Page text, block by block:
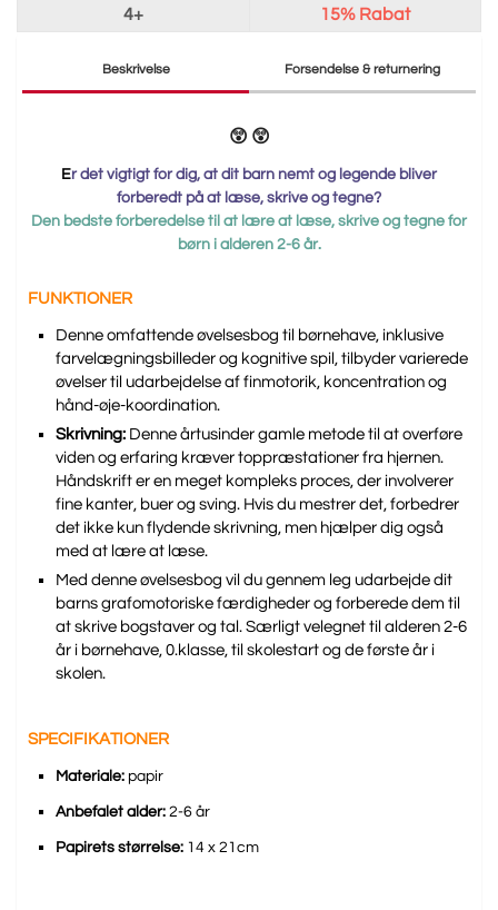
4+
15% Rabat
Beskrivelse Forsendelse & returnering
😲 😲
Er det vigtigt for dig, at dit barn nemt og legende bliver
forberedt på at læse, skrive og tegne?
Den bedste forberedelse til at lære at læse, skrive og tegne for
børn i alderen 2-6 år.
FUNKTIONER
Denne omfattende øvelsesbog til børnehave, inklusive
farvelægningsbilleder og kognitive spil, tilbyder varierede
øvelser til udarbejdelse af finmotorik, koncentration og
hånd-øje-koordination.
Skrivning: Denne årtusinder gamle metode til at overføre
viden og erfaring kræver toppræstationer fra hjernen.
Håndskrift er en meget kompleks proces, der involverer
fine kanter, buer og sving. Hvis du mestrer det, forbedrer
det ikke kun flydende skrivning, men hjælper dig også
med at lære at læse.
Med denne øvelsesbog vil du gennem leg udarbejde dit
barns grafomotoriske færdigheder og forberede dem til
at skrive bogstaver og tal. Særligt velegnet til alderen 2-6
år i børnehave, 0.klasse, til skolestart og de første år i
skolen.
SPECIFIKATIONER
Materiale: papir
Anbefalet alder: 2-6 år
Papirets størrelse: 14 x 21cm